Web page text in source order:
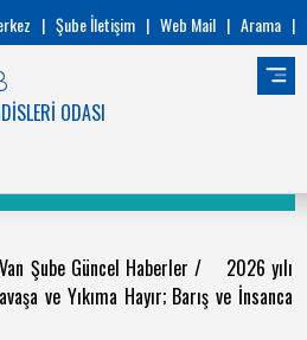
| Şube İletişim | Web Mail | Arama |
ODASI
Van Şube Güncel Haberler/ 2026 yılı
ve Yıkıma Hayır; Barış ve İnsanca